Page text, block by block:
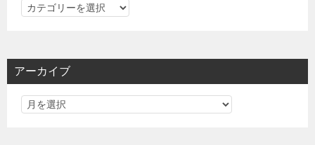
カ
リ
アーカイブ